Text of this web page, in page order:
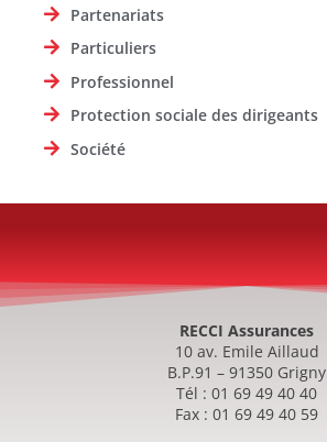
Partenariats
Particuliers
Professionnel
Protection sociale des dirigeants
Société
RECCI Assurances
10 av. Emile Aillaud
B.P.91 – 91350 Grigny
Tél : 01 69 49 40 40
Fax : 01 69 49 40 59